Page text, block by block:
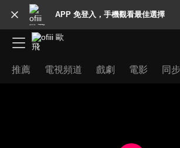
APP 免登入，手機觀看最佳選擇
推薦 電視頻道 戲劇 電影 同